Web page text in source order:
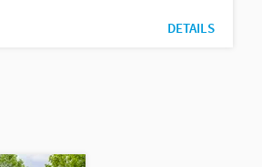
DETAILS